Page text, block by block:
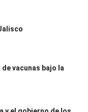
vacunas bajo la